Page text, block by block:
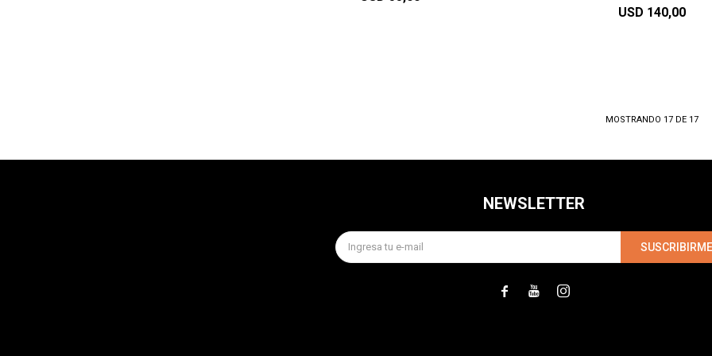
USD 140,00
MOSTRANDO 17DE 17
NEWSLETTER
SUSCRIBIRME
  